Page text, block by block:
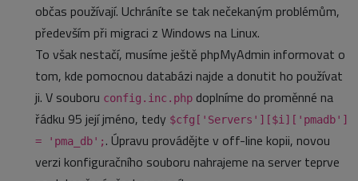
občas používají. Uchráníte se tak nečekaným problémům,
především při migraci z Windows na Linux.
To však nestačí, musíme ještě phpMyAdmin informovat o
tom, kde pomocnou databázi najde a donutit ho používat
ji. V souboru config.inc.php doplníme do proměnné na
řádku 95 její jméno, tedy $cfg['Servers'][$i]['pmadb']
= 'pma_db'; . Úpravu provádějte v off-line kopii, novou
verzi konfiguračního souboru nahrajeme na server teprve